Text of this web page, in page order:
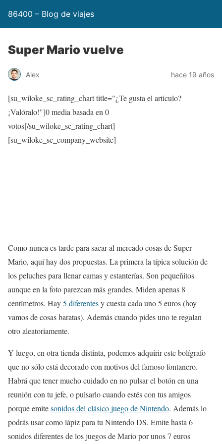
86400 – Blog de viajes
Super Mario vuelve
Alex hace 19 años
[su_wiloke_sc_rating_chart title="¿Te gusta el artículo?
¡Valóralo!"]0media basada en 0
votos[/su_wiloke_sc_rating_chart]
[su_wiloke_sc_company_website]
Como nunca es tarde para sacar al mercado cosas de Super
Mario, aquí hay dos propuestas. La primera la típica solución de
los peluches para llenar camas y estanterías. Son pequeñitos
aunque en la foto parezcan más grandes. Miden apenas 8
centímetros. Hay5 diferentesy cuesta cada uno 5 euros (hoy
vamos de cosas baratas). Además cuando pides uno te regalan
otro aleatoriamente.
Y luego, en otra tienda distinta, podemos adquirir este bolígrafo
que no sólo está decorado con motivos del famoso fontanero.
Habrá que tener mucho cuidado en no pulsar el botón en una
reunión con tu jefe, o pulsarlo cuando estés con tus amigos
porque emitesonidos del clásico juego de Nintendo. Además lo
podrás usar como lápiz para tu Nintendo DS. Emite hasta 6
sonidos diferentes de los juegos de Mario por unos 7 euros